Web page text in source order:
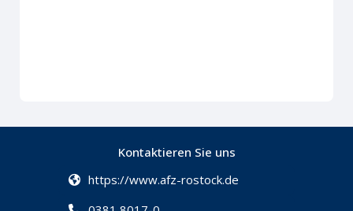
Kontaktieren Sie uns
https://www.afz-rostock.de